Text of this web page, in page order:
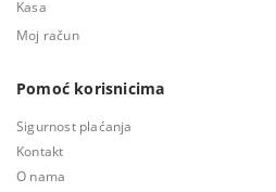
Kasa
Moj račun
Pomoć korisnicima
Sigurnost plaćanja
Kontakt
O nama